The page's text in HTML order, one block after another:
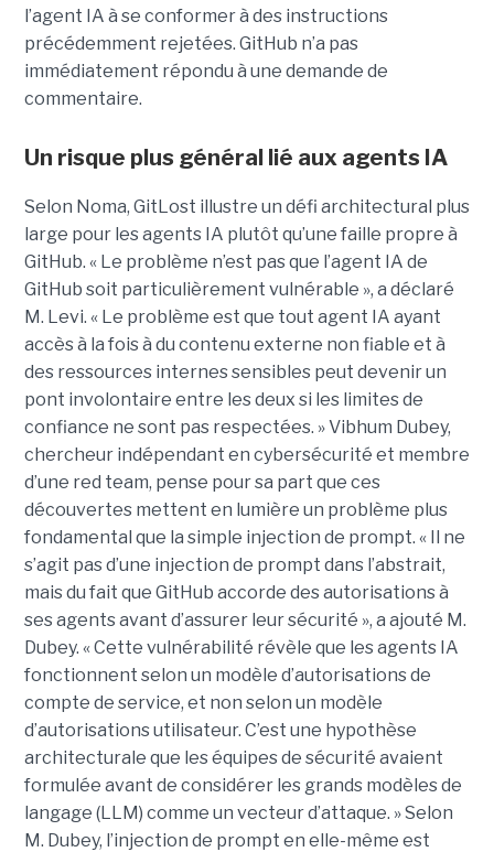
l’agent IA à se conformer à des instructions
précédemment rejetées. GitHub n’a pas
immédiatement répondu à une demande de
commentaire.
Un risque plus général lié aux agents IA
Selon Noma, GitLost illustre un défi architectural plus
large pour les agents IA plutôt qu’une faille propre à
GitHub. « Le problème n’est pas que l’agent IA de
GitHub soit particulièrement vulnérable », a déclaré
M. Levi. « Le problème est que tout agent IA ayant
accès à la fois à du contenu externe non fiable et à
des ressources internes sensibles peut devenir un
pont involontaire entre les deux si les limites de
confiance ne sont pas respectées. » Vibhum Dubey,
chercheur indépendant en cybersécurité et membre
d’une red team, pense pour sa part que ces
découvertes mettent en lumière un problème plus
fondamental que la simple injection de prompt. « Il ne
s’agit pas d’une injection de prompt dans l’abstrait,
mais du fait que GitHub accorde des autorisations à
ses agents avant d’assurer leur sécurité », a ajouté M.
Dubey. « Cette vulnérabilité révèle que les agents IA
fonctionnent selon un modèle d’autorisations de
compte de service, et non selon un modèle
d’autorisations utilisateur. C’est une hypothèse
architecturale que les équipes de sécurité avaient
formulée avant de considérer les grands modèles de
langage (LLM) comme un vecteur d’attaque. » Selon
M. Dubey, l’injection de prompt en elle-même est